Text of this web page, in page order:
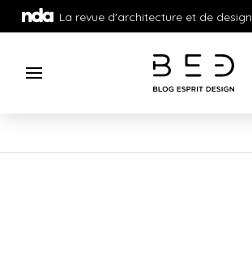
La revue d'architecture et de design